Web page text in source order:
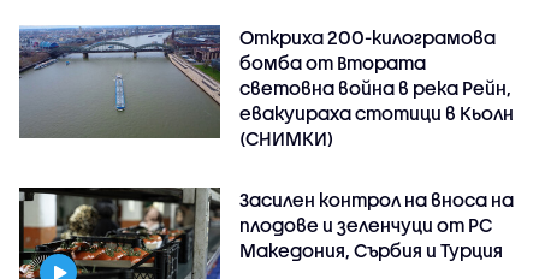
Откриха 200-килограмова
бомба от Втората
световна война в река Рейн,
евакуираха стотици в Кьолн
(СНИМКИ)
Засилен контрол на вноса на
плодове и зеленчуци от РС
Македония, Сърбия и Турция